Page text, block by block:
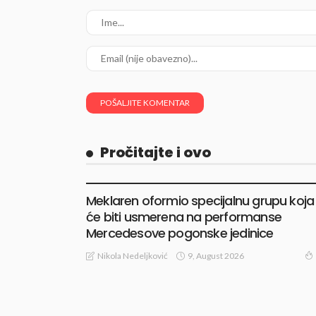
Pročitajte i ovo
Meklaren oformio specijalnu grupu koja
će biti usmerena na performanse
Mercedesove pogonske jedinice
Nikola Nedeljković 9, August 2026